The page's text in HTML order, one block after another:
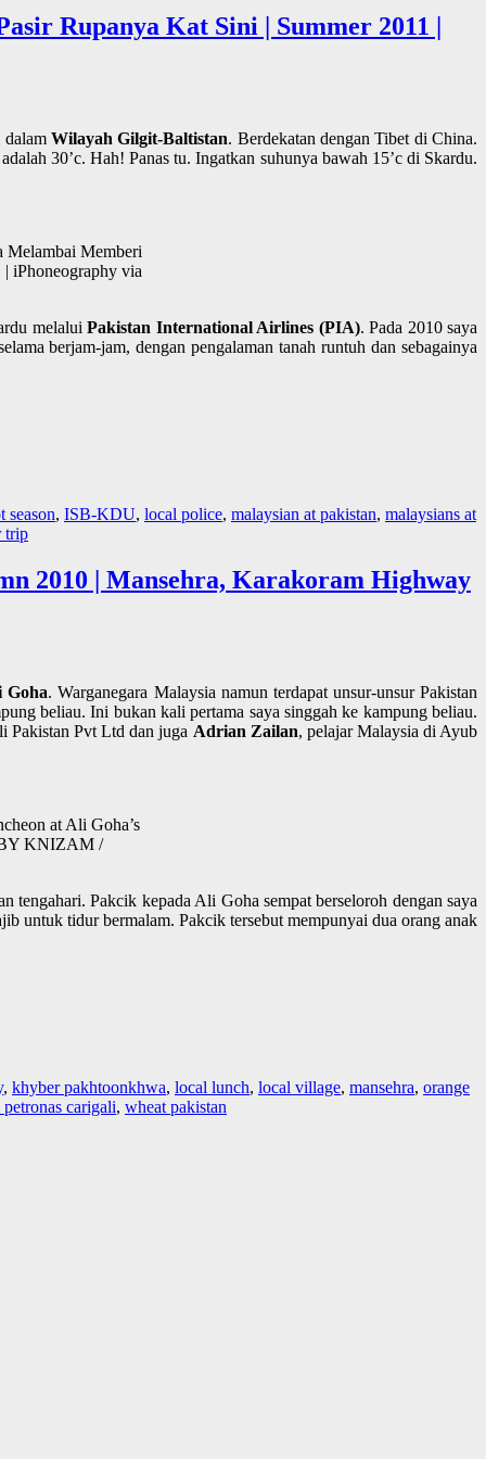
Rupanya Kat Sini | Summer 2011 |
dalamWilayah Gilgit-Baltistan. Berdekatan dengan Tibet di China.
30’c. Hah! Panas tu. Ingatkan suhunya bawah 15’c di Skardu.
Melambai Memberi
iPhoneography via
melalui Pakistan International Airlines (PIA). Pada 2010 saya
berjam-jam, dengan pengalaman tanah runtuh dan sebagainya
season, ISB-KDU, local police, malaysian at pakistan, malaysians at
trip
2010 | Mansehra, Karakoram Highway
Goha. Warganegara Malaysia namun terdapat unsur-unsur Pakistan
beliau. Ini bukan kali pertama saya singgah ke kampung beliau.
Pakistan Pvt Ltd dan juga Adrian Zailan, pelajar Malaysia di Ayub
at Ali Goha’s
BY KNIZAM /
Pakcik kepada Ali Goha sempat berseloroh dengan saya
untuk tidur bermalam. Pakcik tersebut mempunyai dua orang anak
, khyber pakhtoonkhwa, local lunch, local village, mansehra, orange
carigali, wheat pakistan